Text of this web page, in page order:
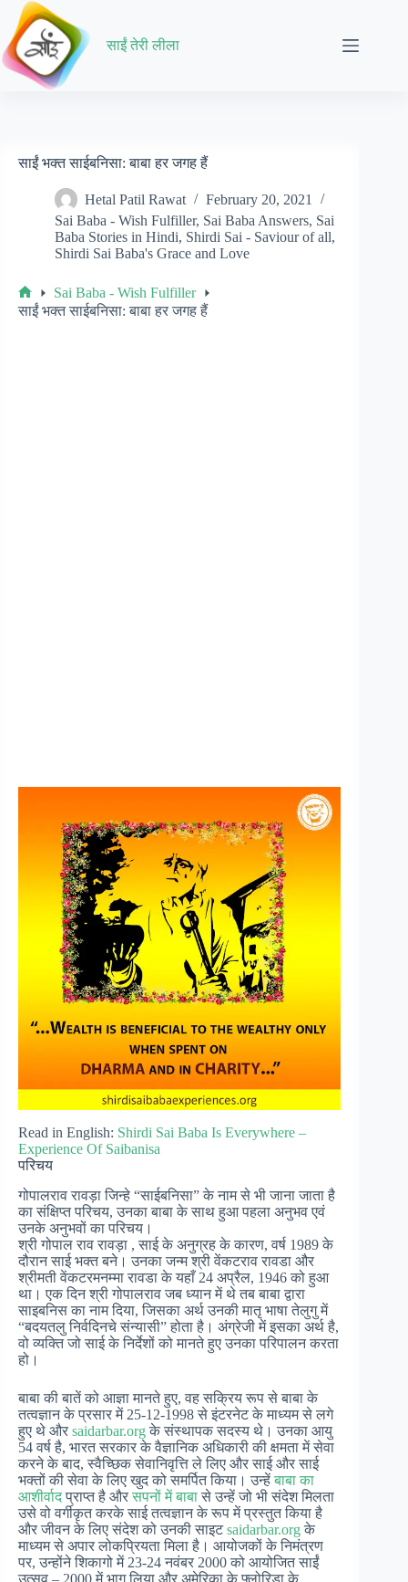
Skip
content
साईं तेरी लीला
साईं भक्त साईबनिसा: बाबा हर जगह हैं
Hetal Patil Rawat
February 20, 2021
Sai Baba - Wish Fulfiller, Sai Baba Answers, Sai
Baba Stories in Hindi, Shirdi Sai - Saviour of all,
Shirdi Sai Baba's Grace and Love
Home
Sai Baba - Wish Fulfiller
साईं भक्त साईबनिसा: बाबा हर जगह हैं
Read in English: Shirdi Sai Baba Is Everywhere –
Experience Of Saibanisa
परिचय
गोपालराव रावड़ा जिन्हे “साईबनिसा” के नाम से भी जाना जाता है
का संक्षिप्त परिचय, उनका बाबा के साथ हुआ पहला अनुभव एवं
उनके अनुभवों का परिचय।
श्री गोपाल राव रावड़ा , साई के अनुग्रह के कारण, वर्ष 1989 के
दौरान साई भक्त बने। उनका जन्म श्री वेंकटराव रावडा और
श्रीमती वेंकटरमनम्मा रावडा के यहाँ 24 अप्रैल, 1946 को हुआ
था। एक दिन श्री गोपालराव जब ध्यान में थे तब बाबा द्वारा
साइबनिस का नाम दिया, जिसका अर्थ उनकी मातृ भाषा तेलुगु में
“बदयतलु निर्वदिनचे संन्यासी” होता है। अंग्रेजी में इसका अर्थ है,
वो व्यक्ति जो साई के निर्देशों को मानते हुए उनका परिपालन करता
हो।
बाबा की बातें को आज्ञा मानते हुए, वह सक्रिय रूप से बाबा के
तत्वज्ञान के प्रसार में 25-12-1998 से इंटरनेट के माध्यम से लगे
हुए थे और saidarbar.orgके संस्थापक सदस्य थे। उनका आयु
54 वर्ष है, भारत सरकार के वैज्ञानिक अधिकारी की क्षमता में सेवा
करने के बाद, स्वैच्छिक सेवानिवृत्ति ले लिए और साई और साई
भक्तों की सेवा के लिए खुद को समर्पित किया। उन्हेंबाबा का
आशीर्वादप्राप्त है औरसपनों में बाबासे उन्हें जो भी संदेश मिलता
उसे वो वर्गीकृत करके साई तत्वज्ञान के रूप में प्रस्तुत किया है
और जीवन के लिए संदेश को उनकी साइटsaidarbar.orgके
माध्यम से अपार लोकप्रियता मिला है। आयोजकों के निमंत्रण
पर, उन्होंने शिकागो में 23-24 नवंबर 2000 को आयोजित साईं
उत्सव – 2000 में भाग लिया और अमेरिका के फ्लोरिडा के